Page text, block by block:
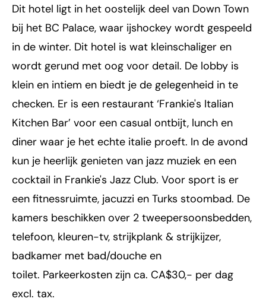
Dit hotel ligt in het oostelijk deel van Down Town
bij het BC Palace, waar ijshockey wordt gespeeld
in de winter. Dit hotel is wat kleinschaliger en
wordt gerund met oog voor detail. De lobby is
klein en intiem en biedt je de gelegenheid in te
checken. Er is een restaurant ‘Frankie's Italian
Kitchen Bar’ voor een casual ontbijt, lunch en
diner waar je het echte italie proeft. In de avond
kun je heerlijk genieten van jazz muziek en een
cocktail in Frankie's Jazz Club. Voor sport is er
een fitnessruimte, jacuzzi en Turks stoombad. De
kamers beschikken over 2 tweepersoonsbedden,
telefoon, kleuren-tv, strijkplank & strijkijzer,
badkamer met bad/douche en
toilet. Parkeerkosten zijn ca. CA$30,- per dag
excl. tax.